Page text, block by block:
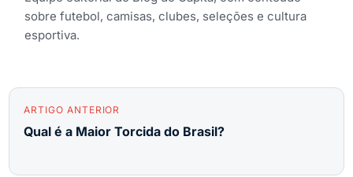
sobre futebol, camisas, clubes, seleções e cultura
esportiva.
ARTIGO ANTERIOR
Qual é a Maior Torcida do Brasil?